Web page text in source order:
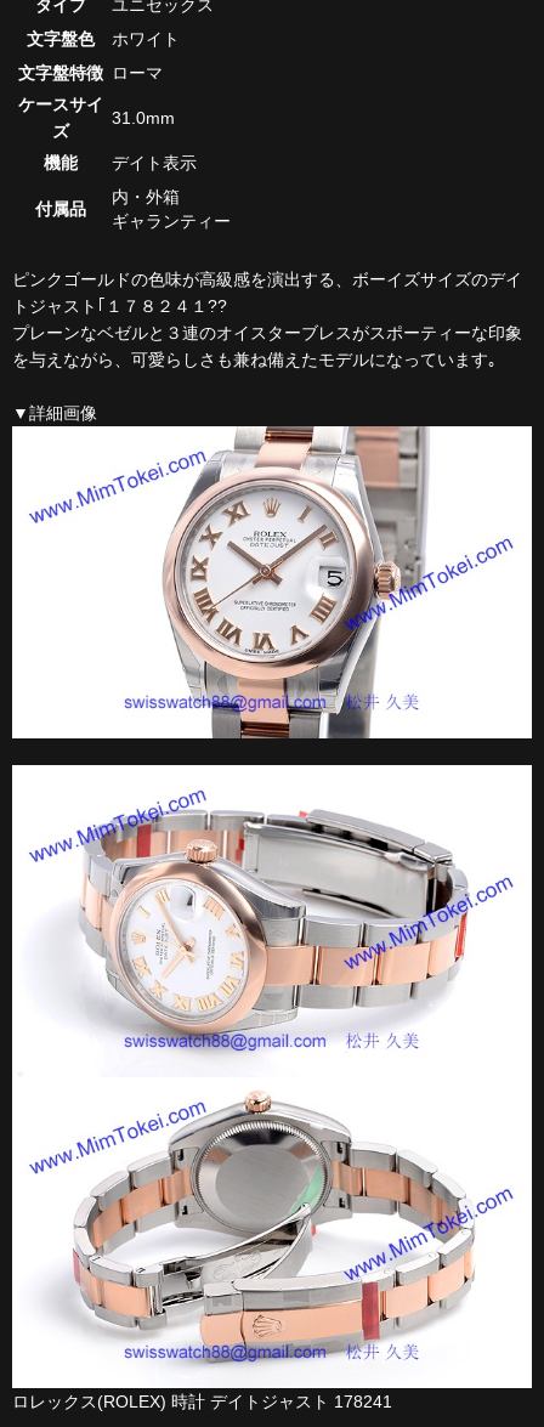
タイプ
ユニセックス
文字盤色
ホワイト
文字盤特徴 ローマ
ケースサイ
ズ
31.0mm
機能 デイト表示
付属品
内・外箱
ギャランティー
ピンクゴールドの色味が高級感を演出する、ボーイズサイズのデイ
トジャスト｢１７８２４１??
プレーンなベゼルと３連のオイスターブレスがスポーティーな印象
を与えながら、可愛らしさも兼ね備えたモデルになっています｡
▼詳細画像
ロレックス(ROLEX) 時計 デイトジャスト 178241